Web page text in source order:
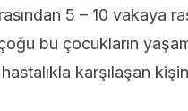
5 – 10 vakaya
bu çocukların
karşılaşan